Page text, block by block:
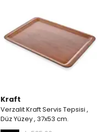
Kraft
Verzalit Kraft Servis Tepsisi ,
Düz Yüzey , 37x53 cm.